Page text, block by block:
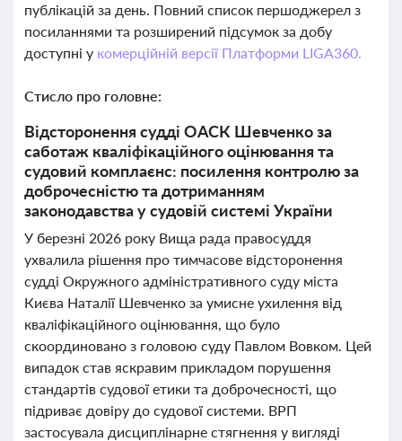
публікацій за день. Повний список першоджерел з
посиланнями та розширений підсумок за добу
доступні у комерційній версії Платформи LIGA360.
Стисло про головне:
Відсторонення судді ОАСК Шевченко за
саботаж кваліфікаційного оцінювання та
судовий комплаєнс: посилення контролю за
доброчесністю та дотриманням
законодавства у судовій системі України
У березні 2026 року Вища рада правосуддя
ухвалила рішення про тимчасове відсторонення
судді Окружного адміністративного суду міста
Києва Наталії Шевченко за умисне ухилення від
кваліфікаційного оцінювання, що було
скоординовано з головою суду Павлом Вовком. Цей
випадок став яскравим прикладом порушення
стандартів судової етики та доброчесності, що
підриває довіру до судової системи. ВРП
застосувала дисциплінарне стягнення у вигляді